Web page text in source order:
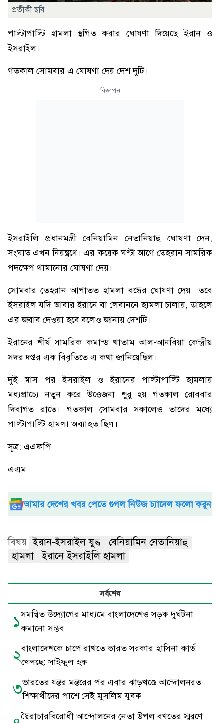
প্রতীকী ছবি
পাল্টাপাল্টি হামলা স্থগিত করার ঘোষণা দিয়েছে ইরান ও
ইসরাইল।
গতকাল সোমবার এ ঘোষণা দেয় দেশ দুটি।
বিজ্ঞাপন
ইসরাইলি প্রধানমন্ত্রী বেনিয়ামিন নেতানিয়াহু ঘোষণা দেন,
সংঘাত এখন নিয়ন্ত্রণে। এর কয়েক ঘণ্টা আগে তেহরান সামরিক
পদক্ষেপ থামানোর ঘোষণা দেয়।
সোমবার তেহরান আপাতত হামলা বন্ধের ঘোষণা দেয়। তবে
ইসরাইল যদি আবার ইরানে বা লেবাননে হামলা চালায়, তাহলে
এর জবাব দেওয়া হবে বলেও জানায় দেশটি।
ইরানের শীর্ষ সামরিক কমান্ড খাতাম আল-আনবিয়া কেন্দ্রীয়
সদর দপ্তর এক বিবৃতিতে এ কথা জানিয়েছিল।
দুই মাস পর ইসরাইল ও ইরানের পাল্টাপাল্টি হামলায়
মধ্যপ্রাচ্যে নতুন করে উত্তেজনা শুরু হয় গতকাল রোববার
দিবাগত রাতে। গতকাল সোমবার সকালেও তাদের মধ্যে
পাল্টাপাল্টি হামলা অব্যাহত ছিল।
সূত্র: এএফপি
এএম
আমার দেশের খবর পেতে গুগল নিউজ চ্যানেল ফলো করুন
বিষয়: ইরান-ইসরাইল যুদ্ধ
বেনিয়ামিন নেতানিয়াহু
হামলা
ইরানে ইসরাইলি হামলা
সর্বশেষ
১সমন্বিত উদ্যোগের মাধ্যমে বাংলাদেশেও সড়ক দুর্ঘটনা
কমানো সম্ভব
২বাংলাদেশকে চাপে রাখতে ভারত সরকার হাসিনা কার্ড
খেলছে: সাইফুল হক
৩ভারতের যন্তর মন্তরের পর এবার ঝাড়খণ্ডে আন্দোলনরত
শিক্ষার্থীদের পাশে সেই মুসলিম যুবক
স্বৈরাচারবিরোধী আন্দোলনের নেতা উপল বখতের স্মরণে